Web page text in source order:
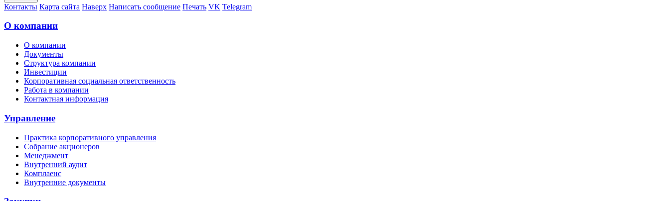
Контакты Карта сайта Наверх Написать сообщение Печать VK Telegram
О компании
О компании
Документы
Структура компании
Инвестиции
Корпоративная социальная ответственность
Работа в компании
Контактная информация
Управление
Практика корпоративного управления
Собрание акционеров
Менеджмент
Внутренний аудит
Комплаенс
Внутренние документы